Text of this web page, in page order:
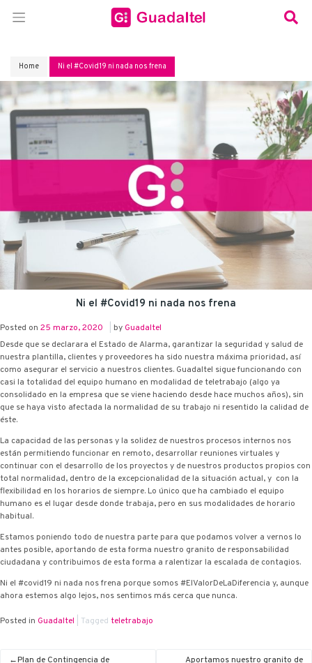
Home Ni el #Covid19 ni nada nos frena
Ni el #Covid19 ni nada nos frena
Posted on 25 marzo, 2020 by Guadaltel
Desde que se declarara el Estado de Alarma, garantizar la seguridad y salud de
nuestra plantilla, clientes y proveedores ha sido nuestra máxima prioridad, así
como asegurar el servicio a nuestros clientes. Guadaltel sigue funcionando con
casi la totalidad del equipo humano en modalidad de teletrabajo (algo ya
consolidado en la empresa que se viene haciendo desde hace muchos años), sin
que se haya visto afectada la normalidad de su trabajo ni resentido la calidad de
éste.
La capacidad de las personas y la solidez de nuestros procesos internos nos
están permitiendo funcionar en remoto, desarrollar reuniones virtuales y
continuar con el desarrollo de los proyectos y de nuestros productos propios con
total normalidad, dentro de la excepcionalidad de la situación actual, y con la
flexibilidad en los horarios de siempre. Lo único que ha cambiado el equipo
humano es el lugar desde donde trabaja, pero en sus modalidades de horario
habitual.
Estamos poniendo todo de nuestra parte para que podamos volver a vernos lo
antes posible, aportando de esta forma nuestro granito de responsabilidad
ciudadana y contribuimos de esta forma a ralentizar la escalada de contagios.
Ni el #covid19 ni nada nos frena porque somos #ElValorDeLaDiferencia y, aunque
ahora estemos algo lejos, nos sentimos más cerca que nunca.
Posted in Guadaltel Tagged teletrabajo
Plan de Contingencia de
Aportamos nuestro granito de